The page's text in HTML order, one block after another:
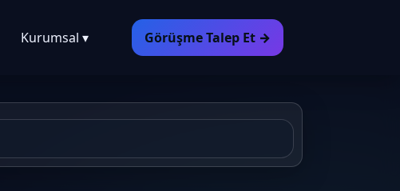
Kurumsal ▾ Görüşme Talep Et →